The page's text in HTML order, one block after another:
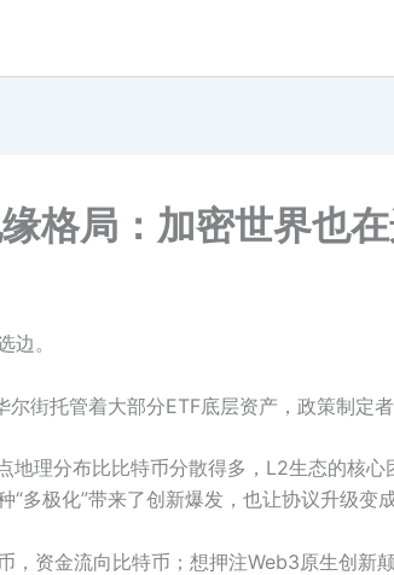
格局：加密世界也
边。
街托管着大部分ETF底层资产，政策制定
理分布比比特币分散得多，L2生态的核
极化”带来了创新爆发，也让协议升级变成
，资金流向比特币；想押注Web3原生创